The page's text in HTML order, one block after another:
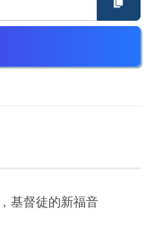
基督徒的新福音